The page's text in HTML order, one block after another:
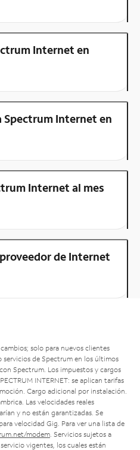
Internet en
Spectrum Internet en
Internet al mes
de Internet
solo para nuevos clientes
de Spectrum en los últimos
Spectrum. Los impuestos y cargos
INTERNET: se aplican tarifas
Cargo adicional por instalación.
Las velocidades reales
y no están garantizadas. Se
velocidad Gig. Para ver una lista de
modem . Servicios sujetos a
vigentes, los cuales están